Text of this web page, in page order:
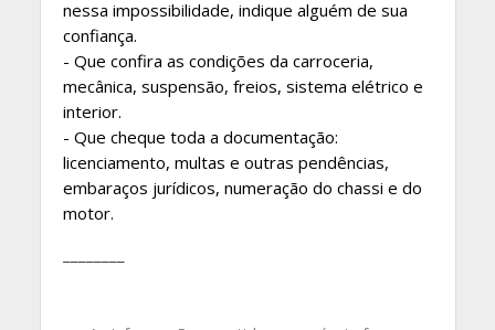
nessa impossibilidade, indique alguém de sua
confiança.
- Que confira as condições da carroceria,
mecânica, suspensão, freios, sistema elétrico e
interior.
- Que cheque toda a documentação:
licenciamento, multas e outras pendências,
embaraços jurídicos, numeração do chassi e do
motor.